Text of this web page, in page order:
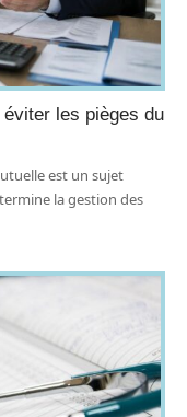
les pièges du
est un sujet
la gestion des